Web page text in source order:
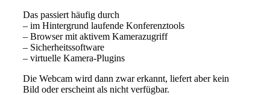
Das passiert häufig durch
– im Hintergrund laufende Konferenztools
– Browser mit aktivem Kamerazugriff
– Sicherheitssoftware
– virtuelle Kamera-Plugins
Die Webcam wird dann zwar erkannt, liefert aber kein
Bild oder erscheint als nicht verfügbar.